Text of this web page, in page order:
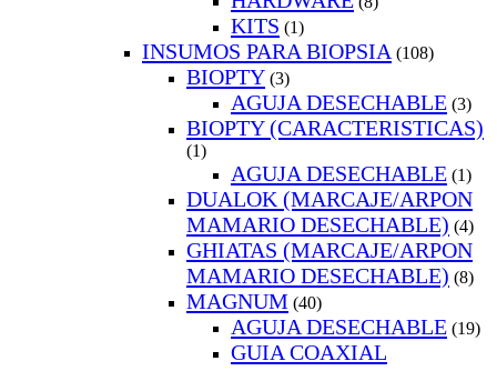
KITS (1)
INSUMOS PARA BIOPSIA (108)
BIOPTY (3)
AGUJA DESECHABLE (3)
BIOPTY (CARACTERISTICAS)
(1)
AGUJA DESECHABLE (1)
DUALOK (MARCAJE/ARPON
MAMARIO DESECHABLE) (4)
GHIATAS (MARCAJE/ARPON
MAMARIO DESECHABLE) (8)
MAGNUM (40)
AGUJA DESECHABLE (19)
GUIA COAXIAL